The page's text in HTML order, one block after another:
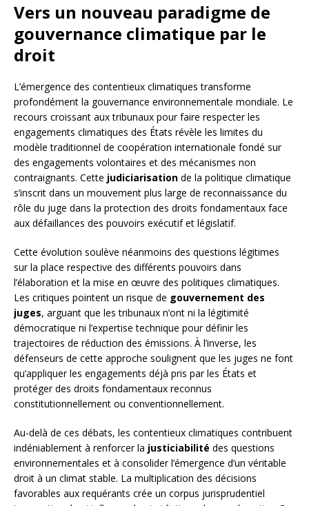
Vers un nouveau paradigme de
gouvernance climatique par le
droit
L’émergence des contentieux climatiques transforme
profondément la gouvernance environnementale mondiale. Le
recours croissant aux tribunaux pour faire respecter les
engagements climatiques des États révèle les limites du
modèle traditionnel de coopération internationale fondé sur
des engagements volontaires et des mécanismes non
contraignants. Cette judiciarisation de la politique climatique
s’inscrit dans un mouvement plus large de reconnaissance du
rôle du juge dans la protection des droits fondamentaux face
aux défaillances des pouvoirs exécutif et législatif.
Cette évolution soulève néanmoins des questions légitimes
sur la place respective des différents pouvoirs dans
l’élaboration et la mise en œuvre des politiques climatiques.
Les critiques pointent un risque de gouvernement des
juges, arguant que les tribunaux n’ont ni la légitimité
démocratique ni l’expertise technique pour définir les
trajectoires de réduction des émissions. À l’inverse, les
défenseurs de cette approche soulignent que les juges ne font
qu’appliquer les engagements déjà pris par les États et
protéger des droits fondamentaux reconnus
constitutionnellement ou conventionnellement.
Au-delà de ces débats, les contentieux climatiques contribuent
indéniablement à renforcer la justiciabilité des questions
environnementales et à consolider l’émergence d’un véritable
droit à un climat stable. La multiplication des décisions
favorables aux requérants crée un corpus jurisprudentiel